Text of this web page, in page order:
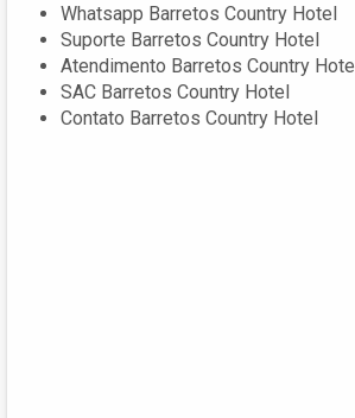
Whatsapp Barretos Country Hotel
Suporte Barretos Country Hotel
Atendimento Barretos Country Hotel
SAC Barretos Country Hotel
Contato Barretos Country Hotel